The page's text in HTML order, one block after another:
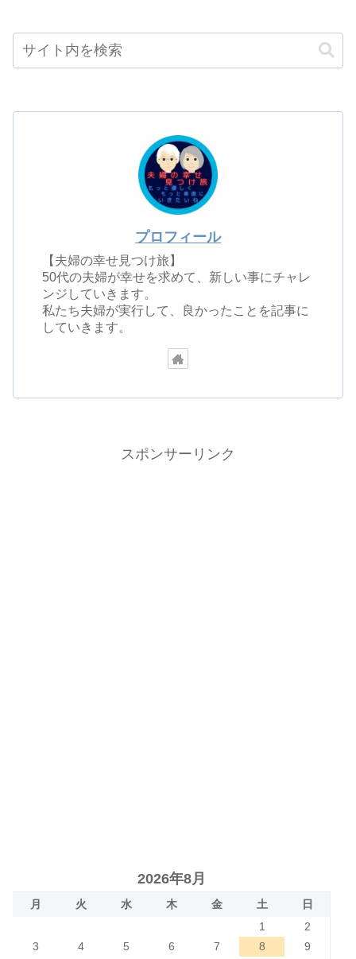
プロフィール
【夫婦の幸せ見つけ旅】
50代の夫婦が幸せを求めて、新しい事にチャレ
ンジしていきます。
私たち夫婦が実行して、良かったことを記事に
していきます。
スポンサーリンク
2026年8月
月 火 水 木 金 土
日
1
2
3
4 5 6 7 8
9